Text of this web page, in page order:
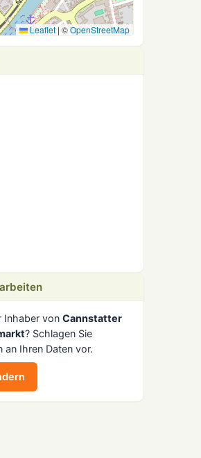
Leaflet | ©OpenStreetMap
Inhaber von Cannstatter
? Schlagen Sie
an Ihren Daten vor.